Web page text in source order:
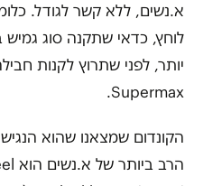
א.נשים, ללא קשר לגודל.
לוחץ, כדאי שתקנה סוג גמיש
Supermax.
הקונדום שמצאנו שהוא הנגיש